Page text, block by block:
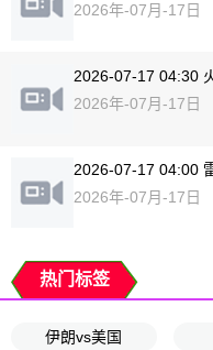
2026年-07月-17日
2026-07-17 04:30
2026年-07月-17日
2026-07-17 04:00
2026年-07月-17日
热门标签
伊朗vs美国